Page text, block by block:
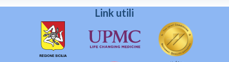
Link utili